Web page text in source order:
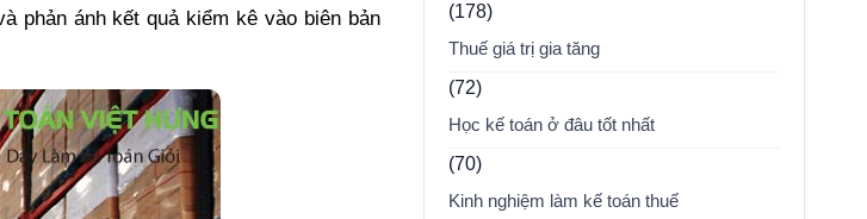
phản ánh kết quả kiểm kê vào biên bản
(178)
Thuế giá trị gia tăng
(72)
Học kế toán ở đâu tốt nhất
(70)
Kinh nghiệm làm kế toán thuế